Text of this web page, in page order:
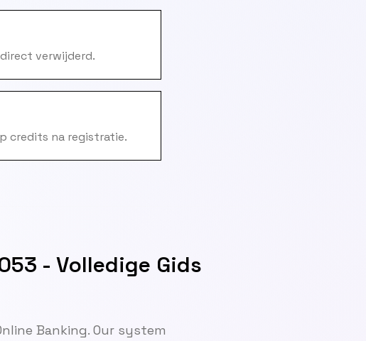
verwijderd.
credits na registratie.
- Volledige Gids
Banking. Our system